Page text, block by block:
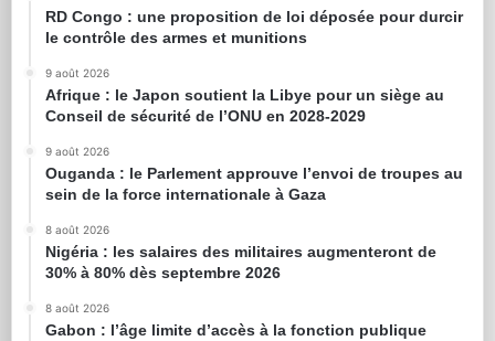
RD Congo : une proposition de loi déposée pour durcir
le contrôle des armes et munitions
9 août 2026
Afrique : le Japon soutient la Libye pour un siège au
Conseil de sécurité de l’ONU en 2028-2029
9 août 2026
Ouganda : le Parlement approuve l’envoi de troupes au
sein de la force internationale à Gaza
8 août 2026
Nigéria : les salaires des militaires augmenteront de
30% à 80% dès septembre 2026
8 août 2026
Gabon : l’âge limite d’accès à la fonction publique